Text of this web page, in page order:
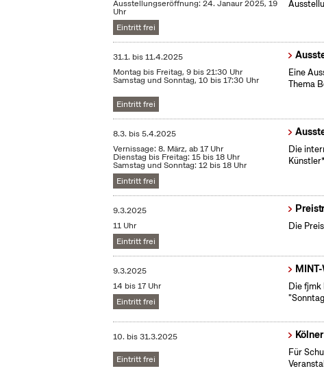
Ausstellungseröffnung: 24. Janaur 2025, 19
Uhr
Eintritt frei
31.1. bis11.4.2025
Montag bis Freitag, 9 bis 21:30 Uhr
Samstag und Sonntag, 10 bis 17:30 Uhr
Eintritt frei
Eine
Thema
8.3. bis5.4.2025
Vernissage: 8. März, ab 17 Uhr
Dienstag bis Freitag: 15 bis 18 Uhr
Samstag und Sonntag: 12 bis 18 Uhr
Eintritt frei
Die
9.3.2025
11 Uhr
Eintritt frei
Die
9.3.2025
14 bis 17 Uhr
Eintritt frei
Die fjmk
10. bis31.3.2025
Eintritt frei
Für